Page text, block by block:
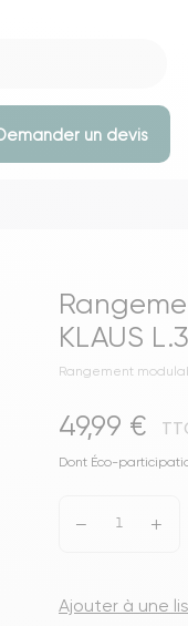
& Dressings
tous les meubles de
un devis
KLAUS
Rangement
49,99 €
Dont Éco-
Ajouter à une